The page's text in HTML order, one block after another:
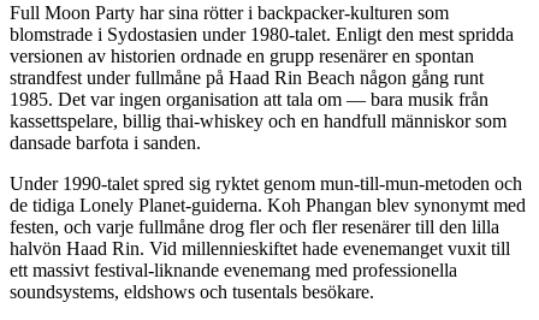
Full Moon Party har sina rötter i backpacker-kulturen som
blomstrade i Sydostasien under 1980-talet. Enligt den mest spridda
versionen av historien ordnade en grupp resenärer en spontan
strandfest under fullmåne på Haad Rin Beach någon gång runt
1985. Det var ingen organisation att tala om — bara musik från
kassettspelare, billig thai-whiskey och en handfull människor som
dansade barfota i sanden.
Under 1990-talet spred sig ryktet genom mun-till-mun-metoden och
de tidiga Lonely Planet-guiderna. Koh Phangan blev synonymt med
festen, och varje fullmåne drog fler och fler resenärer till den lilla
halvön Haad Rin. Vid millennieskiftet hade evenemanget vuxit till
ett massivt festival-liknande evenemang med professionella
soundsystems, eldshows och tusentals besökare.